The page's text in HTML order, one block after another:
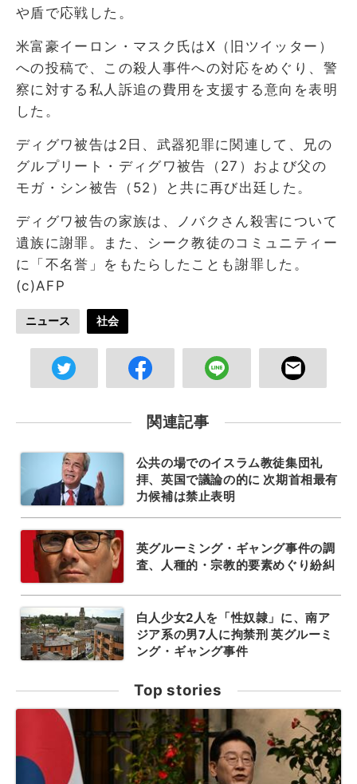
や盾で応戦した。
米富豪イーロン・マスク氏はX（旧ツイッター）
への投稿で、この殺人事件への対応をめぐり、警
察に対する私人訴追の費用を支援する意向を表明
した。
ディグワ被告は2日、武器犯罪に関連して、兄の
グルプリート・ディグワ被告（27）および父の
モガ・シン被告（52）と共に再び出廷した。
ディグワ被告の家族は、ノバクさん殺害について
遺族に謝罪。また、シーク教徒のコミュニティー
に「不名誉」をもたらしたことも謝罪した。
(c)AFP
ニュース 社会
関連記事
公共の場でのイスラム教徒集団礼
拝、英国で議論の的に 次期首相最有
力候補は禁止表明
英グルーミング・ギャング事件の調
査、人種的・宗教的要素めぐり紛糾
白人少女2人を「性奴隷」に、南ア
ジア系の男7人に拘禁刑 英グルーミ
ング・ギャング事件
Top stories